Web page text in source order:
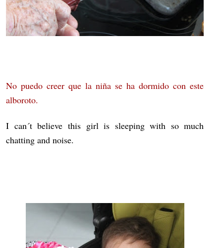
No puedo creer que la niña se ha dormido con este
alboroto.
I can´t believe this girl is sleeping with so much
chatting and noise.